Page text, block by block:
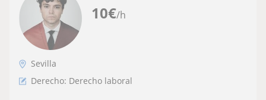
10€/h
Sevilla
Derecho: Derecho laboral